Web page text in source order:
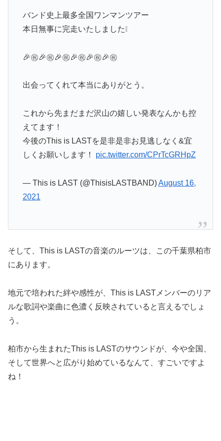
バンド史上最多全国ワンマンツアー
本日無事に完走いたしました❕
🎉㊗️🎉㊗️🎉㊗️🎉㊗️🎉㊗️🎉㊗️
出会ってくれて本当にありがとう。
これから先まだまだ沢山の嬉しい発表なんかも控
えてます！
今後のThis is LASTを是非是非お見逃しなく&宜
しくお願いします！ pic.twitter.com/CPrTcGRHpZ
— This is LAST (@ThisisLASTBAND)August 16,
2021
そして、This is LASTの音楽のルーツは、この千葉県柏市
にあります。
地元で培われた絆や感性が、This is LASTメンバーのリア
ルな歌詞や楽曲に色濃く反映されていると言えるでしょ
う。
柏市から生まれたThis is LASTのサウンドが、今や全国、
そして世界へと広がり始めているなんて、すごいですよ
ね！